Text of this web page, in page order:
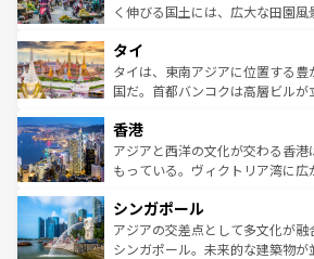
照してほしい。
まで、さまざまな韓国料理が待
リティに包まれながら、韓国の多
わってみてほしい。 な
覧を参照してほしい。
く伸びる国土には、広大な田園
急速な発展と共に伝統が息づく。
ーチミン市のフランス統治時代の
醸し出している。また、バラエテ
とつ。フォーやバインミー、ベト
ひ現地で味わいたい。どの地域
が旅行者を迎えてくれるので、き
参照してほしい。
タイ
タイは、東南アジアに位置する豊
国だ。首都バンコクは高層ビルが
の活気が交差している。北部では
帯で自然と触れ合い、南部では
いビーチでリゾート気分を楽しむ
激する。気候は一年中温暖で、ど
が待っている。親しみやすいタ
た文化、そして多様な観光資源が
香港
アジアと西洋の文化が交わる香
もっている。ヴィクトリア湾に広
み、どこを訪れても感動するはず
ており、効率よく見どころを回
うな絶景から文化的な体験まで、
シンガポール
アジアの交差点として多文化が
シンガポール。未来的な建築物が